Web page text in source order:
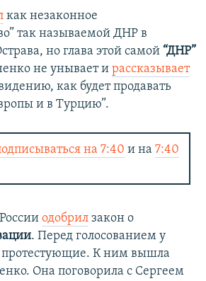
как незаконное
так называемой ДНР в
но глава этой самой “ДНР”
не унывает и рассказывает
как будет продавать
и в Турцию”.
на 7:40 и на 7:40
одобрил закон о
. Перед голосованием у
протестующие. К ним вышла
Она поговорила с Сергеем